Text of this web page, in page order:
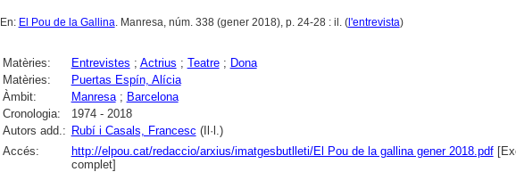
En: El Pou de la Gallina. Manresa, núm. 338 (gener 2018), p. 24-28 : il. (l'entrevista)
Matèries: Entrevistes ; Actrius ; Teatre; Dona
Matèries:
Puertas Espín, Alícia
Àmbit:
Manresa; Barcelona
Cronologia:
1974 - 2018
Autors add.: Rubí i Casals, Francesc (Il·l.)
Accés:
http://elpou.cat/redaccio/arxius/imatgesbutlleti/El Pou de la gallina gener 2018.pdf
complet]